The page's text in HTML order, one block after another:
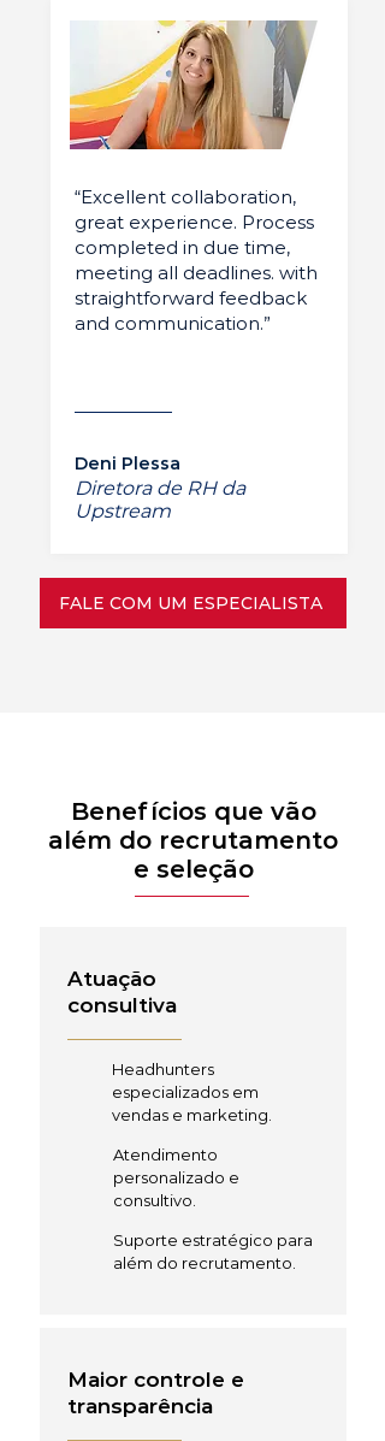
“Excellent collaboration,
great experience. Process
completed in due time,
meeting all deadlines. with
straightforward feedback
and communication.”
Deni Plessa
Diretora de RH da
Upstream
FALE COM UM ESPECIALISTA
Benefícios que vão
além do recrutamento
e seleção
Atuação
consultiva
Headhunters
especializados em
vendas e marketing.
Atendimento
personalizado e
consultivo.
Suporte estratégico para
além do recrutamento.
Maior controle e
transparência